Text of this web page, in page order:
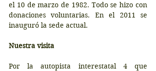
el 10 de marzo de 1982. Todo se hizo con
donaciones voluntarias. En el 2011 se
inauguró la sede actual.
Nuestra visita
Por la autopista interestatal 4 que